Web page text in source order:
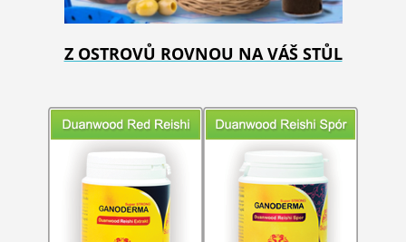
Z OSTROVŮ ROVNOU NA VÁŠ STŮL